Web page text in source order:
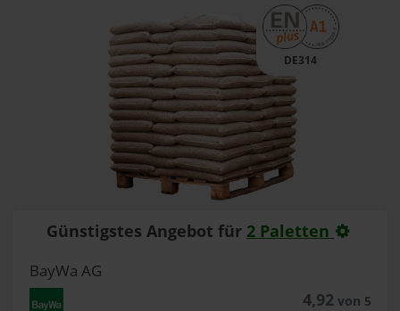
DE314
Günstigstes Angebot für 2 Paletten
BayWa AG
4,92von 5